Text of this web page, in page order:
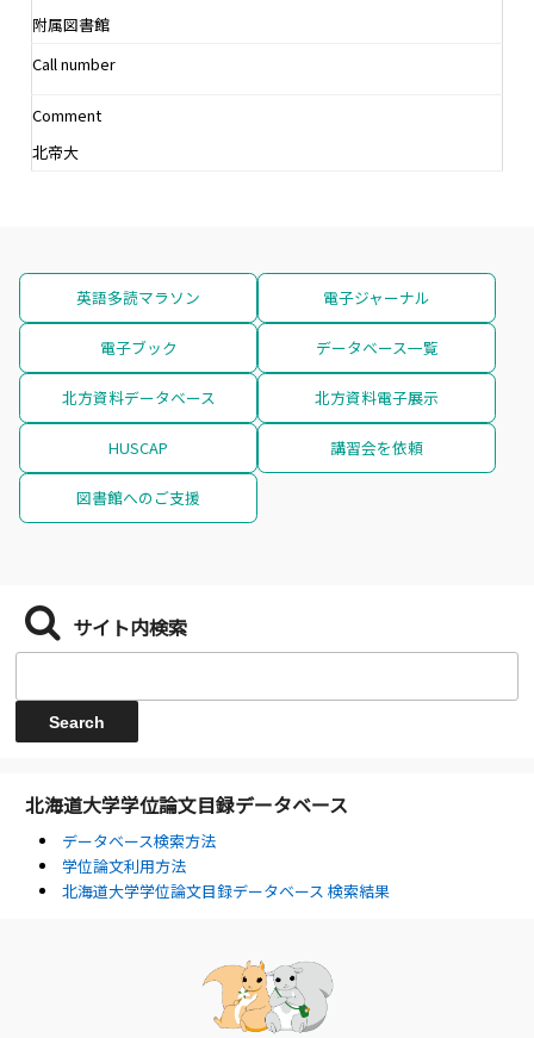
附属図書館
Call number
Comment
北帝大
英語多読マラソン 電子ジャーナル
電子ブック データベース一覧
北方資料データベース 北方資料電子展示
HUSCAP 講習会を依頼
図書館へのご支援
サイト内検索
北海道大学学位論文目録データベース
データベース検索方法
学位論文利用方法
北海道大学学位論文目録データベース 検索結果